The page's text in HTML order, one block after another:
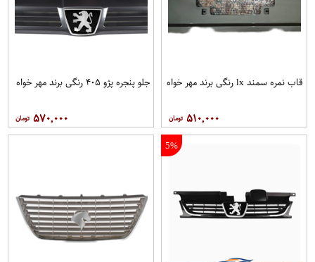
قاب نمره سمند lx رنگی برند مهر خواه
۵۱۰,۰۰۰
جلو پنجره پژو ۴۰۵ رنگی برند مهر خواه
۵۷۰,۰۰۰
5%